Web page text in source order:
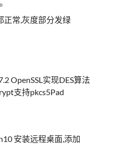
正常,灰度部分发绿
OpenSSL实现DES算法
支持pkcs5Pad
安装远程桌面,添加